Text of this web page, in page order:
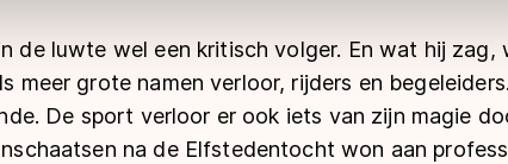
de luwte wel een kritisch volger. En wat hij zag,
meer grote namen verloor, rijders en
De sport verloor er ook iets van zijn magie
na de Elfstedentocht won aan